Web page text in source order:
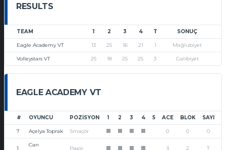
RESULTS
TEAM 1 2 3 4 T SONUÇ
Eagle Academy VT 13 25 16 21 1 Mağlubiyet
Volleystars VT 25 18 25 25 3 Galibiyet
EAGLE ACADEMY VT
# OYUNCU POZISYON 1 2 3 4 5 ACE BLOK SAYI
7 Açelya Toprak Smaçör 0 0 0
1
Can
Pasör 3 2 7